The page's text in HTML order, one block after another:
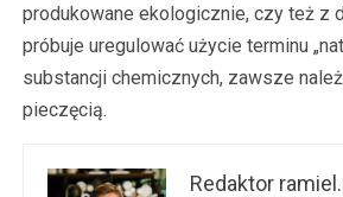
produkowane ekologicznie, czy też z
próbuje uregulować użycie terminu
substancji chemicznych, zawsze
pieczęcią.
Redaktor